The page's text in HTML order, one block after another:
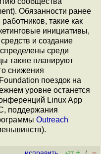
Обязанности ранее
такие как
инициативы,
и создание
среди
также планируют
снижения
поездок на
уровне останется
Linux App
поддержания
Outreach
+ –